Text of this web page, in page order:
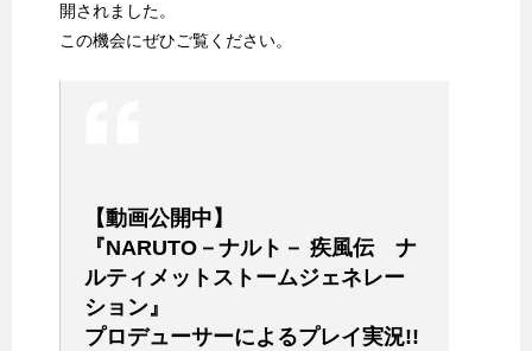
開されました。
この機会にぜひご覧ください。
【動画公開中】
『NARUTO－ナルト－ 疾風伝 ナ
ルティメットストームジェネレー
ション』
プロデューサーによるプレイ実況!!